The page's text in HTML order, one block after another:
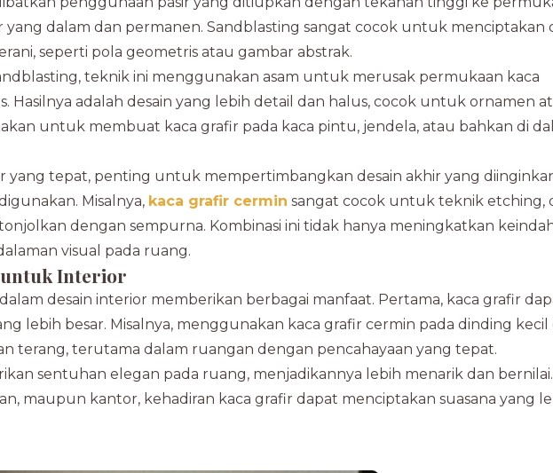
yang dalam dan permanen. Sandblasting sangat cocok untuk menciptakan
seperti pola geometris atau gambar abstrak.
teknik ini menggunakan asam untuk merusak permukaan kaca
Hasilnya adalah desain yang lebih detail dan halus, cocok untuk ornamen
untuk membuat kaca grafir pada kaca pintu, jendela, atau bahkan di
yang tepat, penting untuk mempertimbangkan desain akhir yang
Misalnya, kaca grafir cermin sangat cocok untuk teknik etching,
dengan sempurna. Kombinasi ini tidak hanya meningkatkan
visual pada ruang.
Interior
desain interior memberikan berbagai manfaat. Pertama, kaca grafir
lebih besar. Misalnya, menggunakan kaca grafir cermin pada dinding kecil
terang, terutama dalam ruangan dengan pencahayaan yang tepat.
sentuhan elegan pada ruang, menjadikannya lebih menarik dan
maupun kantor, kehadiran kaca grafir dapat menciptakan suasana yang